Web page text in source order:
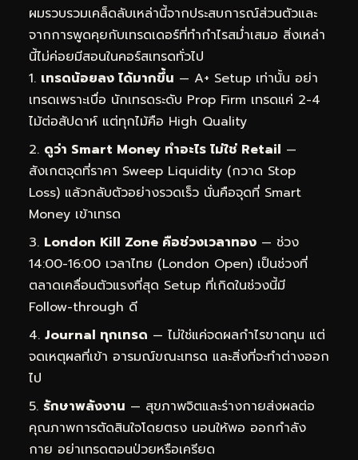
ผมรวบรวมเคล็ดลับเหล่านี้จากประสบการณ์ส่วนตัวและ
จากการพูดคุยกับเทรดเดอร์ที่ทำกำไรสม่ำเสมอ สิ่งเหล่า
นี้ไม่ค่อยมีสอนในคอร์สเทรดทั่วไป
เทรดน้อยลง ได้มากขึ้น — A+ Setup เท่านั้น อย่า
เทรดเพราะเบื่อ นักเทรดระดับ Prop Firm เทรดแค่ 2-4
ไม้ต่อสัปดาห์ แต่ทุกไม้คือ High Quality
ดูว่า Smart Money ทำอะไร ไม่ใช่ Retail —
สังเกตจุดที่ราคา Sweep Liquidity (กวาด Stop
Loss) แล้วกลับตัวอย่างรวดเร็ว นั่นคือจุดที่ Smart
Money เข้าเทรด
London Kill Zone คือช่วงเวลาทอง — ช่วง
14:00-16:00 เวลาไทย (London Open) เป็นช่วงที่
ตลาดเคลื่อนตัวแรงที่สุด Setup ที่เกิดในช่วงนี้มี
Follow-through ดี
Journal ทุกเทรด — ไม่ใช่แค่จดผลกำไรขาดทุน แต่
จดเหตุผลที่เข้า อารมณ์ขณะเทรด และสิ่งที่จะทำต่างออก
ไป
รักษาพลังงาน — สุขภาพจิตและร่างกายส่งผลต่อ
คุณภาพการตัดสินใจโดยตรง นอนให้พอ ออกกำลัง
กาย อย่าเทรดตอนป่วยหรือเครียด